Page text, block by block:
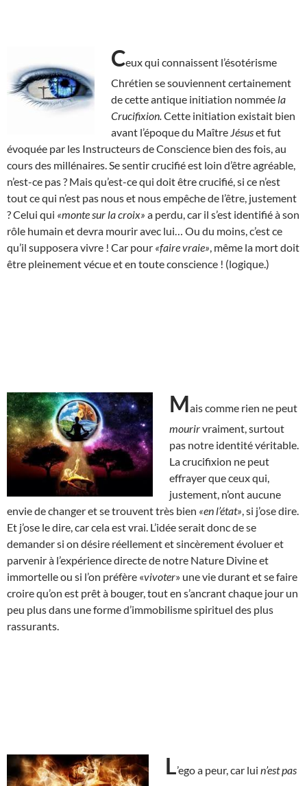
Ceux qui connaissent l’ésotérisme
Chrétien se souviennent certainement
de cette antique initiation nommée la
Crucifixion. Cette initiation existait bien
avant l’époque du Maître Jésuset fut
évoquée par les Instructeurs de Conscience bien des fois, au
cours des millénaires. Se sentir crucifié est loin d’être agréable,
n’est-ce pas ? Mais qu’est-ce qui doit être crucifié, si ce n’est
tout ce qui n’est pas nous et nous empêche de l’être, justement
? Celui qui «monte sur la croix» a perdu, car il s’est identifié à son
rôle humain et devra mourir avec lui… Ou du moins, c’est ce
qu’il supposera vivre ! Car pour «faire vraie» , même la mort doit
être pleinement vécue et en toute conscience ! (logique.)
Mais comme rien ne peut
mourirvraiment, surtout
pas notre identité véritable.
La crucifixion ne peut
effrayer que ceux qui,
justement, n’ont aucune
envie de changer et se trouvent très bien «en l’état» , si j’ose dire.
Et j’ose le dire, car cela est vrai. L’idée serait donc de se
demander si on désire réellement et sincèrement évoluer et
parvenir à l’expérience directe de notre Nature Divine et
immortelle ou si l’on préfère «vivoter» une vie durant et se faire
croire qu’on est prêt à bouger, tout en s’ancrant chaque jour un
peu plus dans une forme d’immobilisme spirituel des plus
rassurants.
L’ego a peur, car lui n’est pas